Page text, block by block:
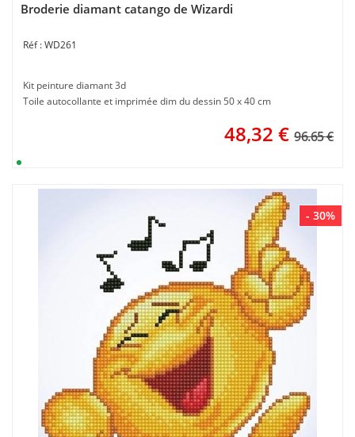
Broderie diamant catango de Wizardi
WD261
Kit peinture diamant 3d
Toile autocollante et imprimée dim du dessin 50 x 40 cm
48,32 € 96.65 €
- 30%